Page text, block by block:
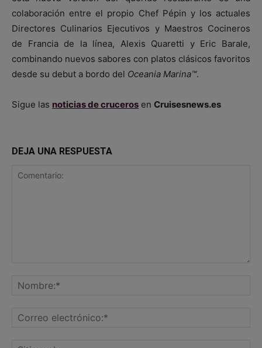
colaboración entre el propio Chef Pépin y los actuales
Directores Culinarios Ejecutivos y Maestros Cocineros
de Francia de la línea, Alexis Quaretti y Eric Barale,
combinando nuevos sabores con platos clásicos favoritos
desde su debut a bordo del Oceania Marina™.
Sigue las noticias de cruceros en Cruisesnews.es
DEJA UNA RESPUESTA